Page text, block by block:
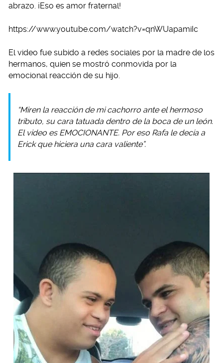
abrazo. ¡Eso es amor fraternal!
https://www.youtube.com/watch?v=qnWUapamiIc
El video fue subido a redes sociales por la madre de los
hermanos, quien se mostró conmovida por la
emocional reacción de su hijo.
“Miren la reacción de mi cachorro ante el hermoso
tributo, su cara tatuada dentro de la boca de un león.
El video es EMOCIONANTE. Por eso Rafa le decía a
Erick que hiciera una cara valiente”.